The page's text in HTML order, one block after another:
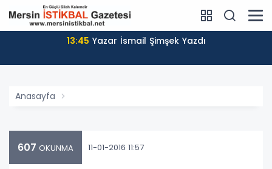
13:45 Yazar İsmail Şimşek Yazdı
Anasayfa
607 OKUNMA 11-01-2016 11:57